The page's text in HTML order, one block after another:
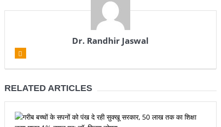
Dr. Randhir Jaswal
RELATED ARTICLES